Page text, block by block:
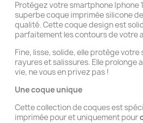
Protégez votre smartphone Iphone
superbe coque imprimée silicone
qualité. Cette coque design est
parfaitement les contours de votre
Fine, lisse, solide, elle protège
rayures et salissures. Elle prolonge
vie, ne vous en privez pas !
Une coque unique
Cette collection de coques est
imprimée pour et uniquement pour